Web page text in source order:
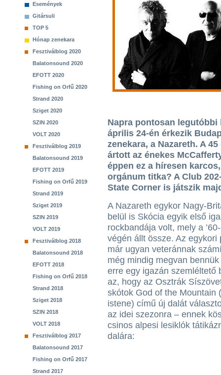
Események
Gitársuli
TOP 5
Hónap zenekara
Fesztiválblog 2020
Balatonsound 2020
EFOTT 2020
Fishing on Orfű 2020
Strand 2020
Sziget 2020
SZIN 2020
VOLT 2020
Fesztiválblog 2019
Balatonsound 2019
EFOTT 2019
Fishing on Orfű 2019
Strand 2019
Sziget 2019
SZIN 2019
VOLT 2019
Fesztiválblog 2018
Balatonsound 2018
EFOTT 2018
Fishing on Orfű 2018
Strand 2018
Sziget 2018
SZIN 2018
VOLT 2018
Fesztiválblog 2017
Balatonsound 2017
Fishing on Orfű 2017
Strand 2017
Napra pontosan
április 24-én érkezik
zenekara, a Nazareth. A
ártott az énekes
éppen ez a híresen
orgánum titka? A Club
State Corner is játszik
A Nazareth egykor Nagy-
belül is Skócia egyik első
rockbandája volt, mely a
végén állt össze. Az egykori
már ugyan veteránnak
még mindig megvan
erre egy igazán szemléltető
az, hogy az Osztrák
skótok God of the Mountain
istene) című új dalát
az idei szezonra – ennek
csinos alpesi lesiklók
dalára: